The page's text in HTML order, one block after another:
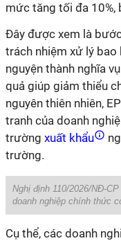
mức tăng tối đa
Đây được xem là
trách nhiệm xử lý
nguyện thành nghĩa
quả giúp giảm thiểu
nguyên thiên nhiên,
tranh của doanh
trường xuất khẩu
trường.
Nghị định 110/2026/NĐ-
doanh nghiệp chính thức
Cụ thể, các doanh